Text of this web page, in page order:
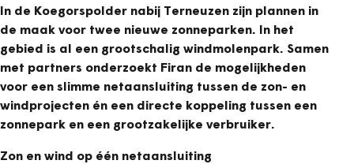
In de Koegorspolder nabij Terneuzen zijn plannen in
de maak voor twee nieuwe zonneparken. In het
gebied is al een grootschalig windmolenpark. Samen
met partners onderzoekt Firan de mogelijkheden
voor een slimme netaansluiting tussen de zon- en
windprojecten én een directe koppeling tussen een
zonnepark en een grootzakelijke verbruiker.
Zon en wind op één netaansluiting